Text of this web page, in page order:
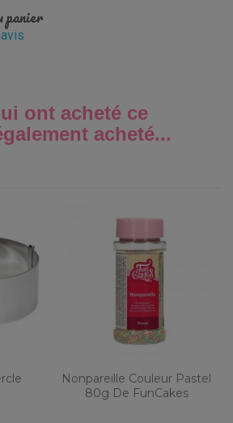
panier
ont acheté ce
acheté...
Nonpareille Couleur Pastel
80g De FunCakes